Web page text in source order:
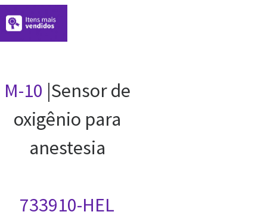
M-10 |Sensor de
oxigênio para
anestesia
733910-HEL